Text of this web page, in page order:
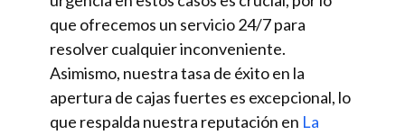
que ofrecemos un servicio 24/7 para
resolver cualquier inconveniente.
Asimismo, nuestra tasa de éxito en la
apertura de cajas fuertes es excepcional, lo
que respalda nuestra reputación en La